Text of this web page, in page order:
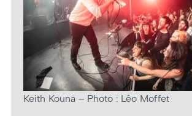
Keith Kouna – Photo : Léo Moffet